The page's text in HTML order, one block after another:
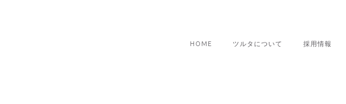
HOME ツルタについて 採用情報